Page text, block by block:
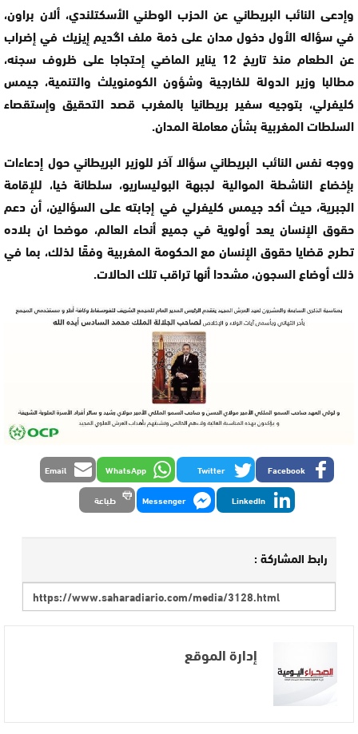
وإدعى النائب البريطاني عن الحزب الوطني الأسكتلندي، ألان براون،
في سؤاله الأول دخول مدان على ذمة ملف اگديم إيزيك في إضراب
عن الطعام منذ تاريخ 12 يناير الماضي إحتجاجا على ظروف سجنه،
مطالبا وزير الدولة للخارجية وشؤون الكومنويلث والتنمية، جيمس
كليفرلي، بتوجيه سفير بريطانيا بالمغرب قصد التحقيق وإستقصاء
السلطات المغربية بشأن معاملة المدان.
ووجه نفس النائب البريطاني سؤالا آخر للوزير البريطاني حول إدعاءات
بإخضاع الناشطة الموالية لجبهة البوليساريو، سلطانة خيا، للإقامة
الجبرية، حيث أكد جيمس كليفرلي في إجابته على السؤالين، أن دعم
حقوق الإنسان يعد أولوية في جميع أنحاء العالم، موضحا ان بلاده
تطرح قضايا حقوق الإنسان مع الحكومة المغربية وفقًا لذلك، بما في
ذلك أوضاع السجون، مشددا أنها تراقب تلك الحالات.
Facebook
Twitter
WhatsApp
Email
LinkedIn
Messenger طباعة
رابط المشاركة :
إدارة الموقع